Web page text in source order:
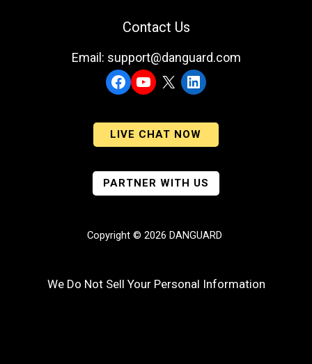
Contact Us
Email: support@danguard.com
Facebook
YouTubeLinkedIn
LIVE CHAT NOW
PARTNER WITH US
Copyright © 2026 DANGUARD
We Do Not Sell Your Personal Information